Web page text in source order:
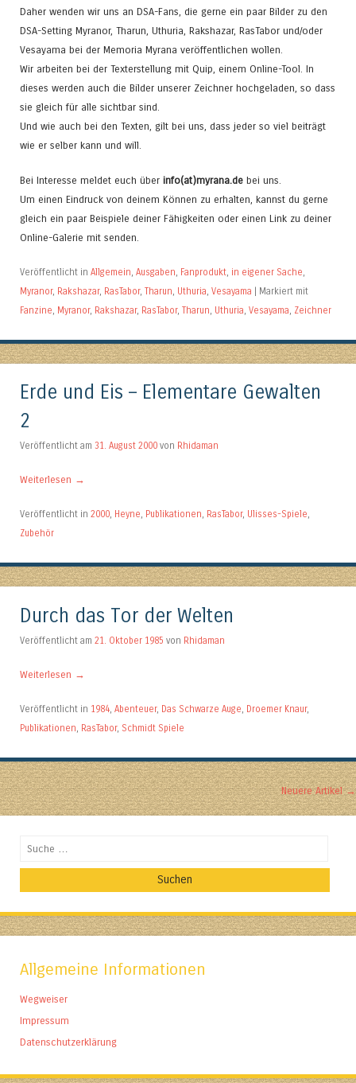
Daher wenden wir uns an DSA-Fans, die gerne ein paar Bilder zu den
DSA-Setting Myranor, Tharun, Uthuria, Rakshazar, RasTabor und/oder
Vesayama bei der Memoria Myrana veröffentlichen wollen.
Wir arbeiten bei der Texterstellung mit Quip, einem Online-Tool. In
dieses werden auch die Bilder unserer Zeichner hochgeladen, so dass
sie gleich für alle sichtbar sind.
Und wie auch bei den Texten, gilt bei uns, dass jeder so viel beiträgt
wie er selber kann und will.
Bei Interesse meldet euch über info(at)myrana.de bei uns.
Um einen Eindruck von deinem Können zu erhalten, kannst du gerne
gleich ein paar Beispiele deiner Fähigkeiten oder einen Link zu deiner
Online-Galerie mit senden.
Veröffentlicht in Allgemein Ausgaben Fanprodukt in eigener Sache
Myranor, Rakshazar, RasTabor, Tharun Uthuria Vesayama | Markiert mit
Fanzine Myranor, Rakshazar, RasTabor, Tharun Uthuria Vesayama Zeichner
Erde und Eis – Elementare Gewalten
2
Veröffentlicht am 31. August 2000 von Rhidaman
Weiterlesen →
Veröffentlicht in 2000, Heyne, Publikationen, RasTabor, Ulisses-Spiele,
Zubehör
Durch das Tor der Welten
Veröffentlicht am 21. Oktober 1985 von Rhidaman
Weiterlesen →
Veröffentlicht in 1984, Abenteuer, Das Schwarze Auge, Droemer Knaur,
Publikationen, RasTabor, Schmidt Spiele
Artikel-Navigation Neuere Artikel→
Suchen
Allgemeine Informationen
Wegweiser
Impressum
Datenschutzerklärung